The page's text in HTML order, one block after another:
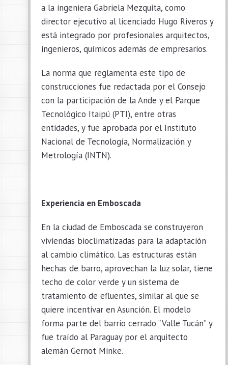
a la ingeniera Gabriela Mezquita, como
director ejecutivo al licenciado Hugo Riveros y
está integrado por profesionales arquitectos,
ingenieros, químicos además de empresarios.
La norma que reglamenta este tipo de
construcciones fue redactada por el Consejo
con la participación de la Ande y el Parque
Tecnológico Itaipú (PTI), entre otras
entidades, y fue aprobada por el Instituto
Nacional de Tecnología, Normalización y
Metrología (INTN).
Experiencia en Emboscada
En la ciudad de Emboscada se construyeron
viviendas bioclimatizadas para la adaptación
al cambio climático. Las estructuras están
hechas de barro, aprovechan la luz solar, tiene
techo de color verde y un sistema de
tratamiento de efluentes, similar al que se
quiere incentivar en Asunción. El modelo
forma parte del barrio cerrado “Valle Tucán” y
fue traído al Paraguay por el arquitecto
alemán Gernot Minke.